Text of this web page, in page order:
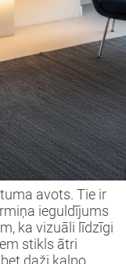
avots. Tie ir
ieguldījums
ka vizuāli līdzīgi
stikls ātri